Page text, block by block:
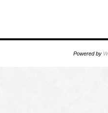
Powered by